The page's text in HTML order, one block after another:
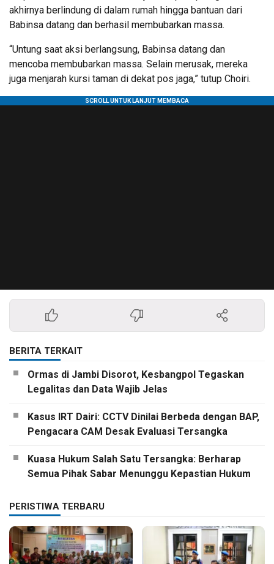
akhirnya berlindung di dalam rumah hingga bantuan dari
Babinsa datang dan berhasil membubarkan massa.
“Untung saat aksi berlangsung, Babinsa datang dan
mencoba membubarkan massa. Selain merusak, mereka
juga menjarah kursi taman di dekat pos jaga,” tutup Choiri.
BERITA TERKAIT
Ormas di Jambi Disorot, Kesbangpol Tegaskan
Legalitas dan Data Wajib Jelas
Kasus IRT Dairi: CCTV Dinilai Berbeda dengan BAP,
Pengacara CAM Desak Evaluasi Tersangka
Kuasa Hukum Salah Satu Tersangka: Berharap
Semua Pihak Sabar Menunggu Kepastian Hukum
PERISTIWA TERBARU